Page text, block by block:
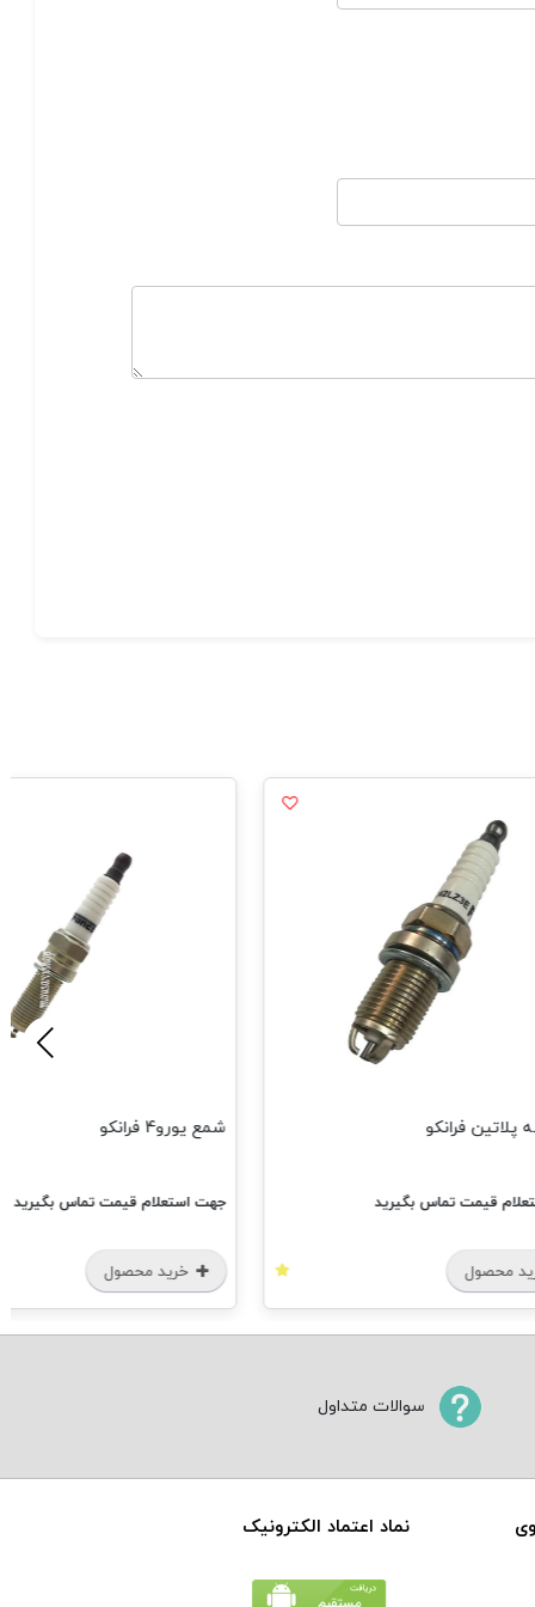
فرانکو
قیمت تماس بگیرید
محصول
شمع یورو4 فرانکو
جهت استعلام قیمت تماس بگیرید
خرید محصول
سوالات متداول
نماد اعتماد الکترونیک